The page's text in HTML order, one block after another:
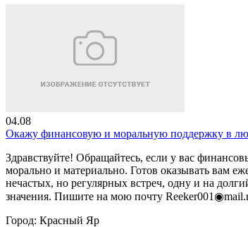
04.08
Окажу финансовую и моральную поддержку в
Здравствуйте! Обращайтесь, если у вас
морально и материально. Готов оказывать вам
нечастых, но регулярных встреч, одну и на
значения. Пишите на мою почту
Город: Красный Яр